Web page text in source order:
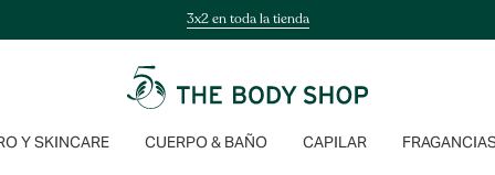
3x2 en toda la tienda
Y SKINCARE CUERPO & BAÑO CAPILAR